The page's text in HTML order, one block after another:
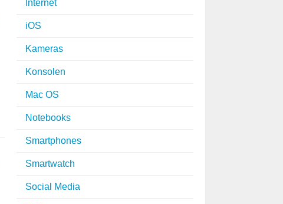
Internet
iOS
Kameras
Konsolen
Mac OS
Notebooks
Smartphones
Smartwatch
Social Media